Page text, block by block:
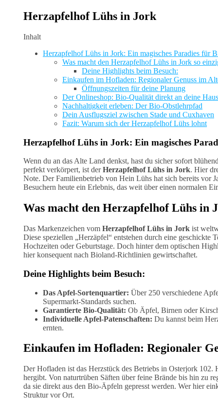
Herzapfelhof Lühs in Jork
Inhalt
Herzapfelhof Lühs in Jork: Ein magisches Paradies für
Was macht den Herzapfelhof Lühs in Jork so
Deine Highlights beim Besuch:
Einkaufen im Hofladen: Regionaler Genuss im
Öffnungszeiten für deine Planung
Der Onlineshop: Bio-Qualität direkt an deine
Nachhaltigkeit erleben: Der Bio-Obstlehrpfad
Dein Ausflugsziel zwischen Stade und Cuxhaven
Fazit: Warum sich der Herzapfelhof Lühs lohnt
Herzapfelhof Lühs in Jork: Ein magisches
Wenn du an das Alte Land denkst, hast du sicher sofort
perfekt verkörpert, ist derHerzapfelhof Lühs in Jork. Hier
Note. Der Familienbetrieb von Hein Lühs hat sich bereits vor
Besuchern heute ein Erlebnis, das weit über einen normalen
Was macht den Herzapfelhof Lühs in
Das Markenzeichen vom Herzapfelhof Lühs in Jork ist
Diese speziellen „Herzäpfel“ entstehen durch eine geschickte
Hochzeiten oder Geburtstage. Doch hinter dem optischen
hier konsequent nach Bioland-Richtlinien gewirtschaftet.
Deine Highlights beim Besuch:
Das Apfel-Sortenquartier: Über 250 verschiedene
Supermarkt-Standards suchen.
Garantierte Bio-Qualität: Ob Äpfel, Birnen oder
Individuelle Apfel-Patenschaften: Du kannst beim
ernten.
Einkaufen im Hofladen: Regionaler
Der Hofladen ist das Herzstück des Betriebs in Osterjork
hergibt. Von naturtrüben Säften über feine Brände bis hin zu
da sie direkt aus den Bio-Äpfeln gepresst werden. Wer hier
Struktur vor Ort.